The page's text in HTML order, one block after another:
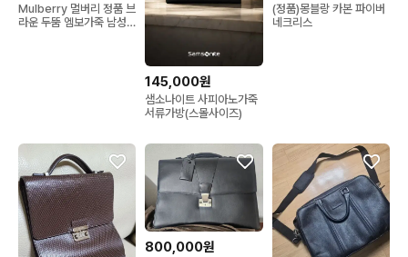
Mulberry 멀버리 정품 브
라운 두뚬 엠보가죽 남성
145,000원
샘소나이트 사피아노가죽
서류가방(스몰사이즈)
(정품)몽블랑 카본 파이버
네크리스
800,000원